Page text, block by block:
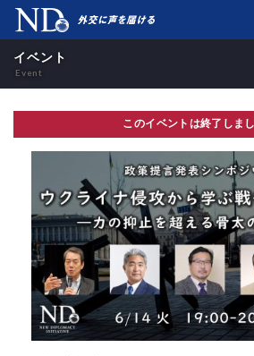
イベント
このイベントは終了しまし